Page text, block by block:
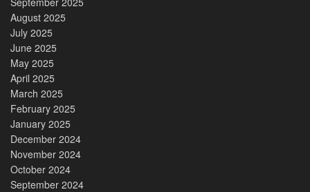
August 2025
July 2025
June 2025
May 2025
April 2025
March 2025
February 2025
January 2025
December 2024
November 2024
October 2024
September 2024